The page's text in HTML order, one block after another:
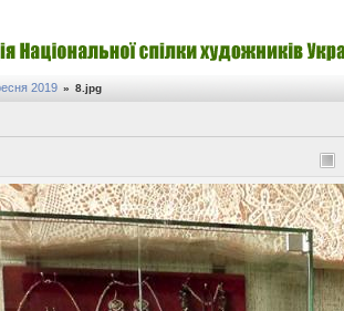
2019 » 8.jpg